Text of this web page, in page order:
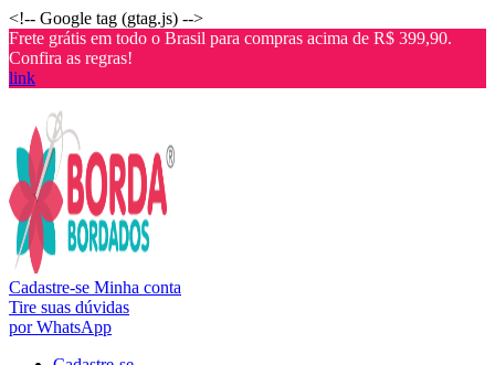
<!-- Google tag (gtag.js) -->
Frete grátis em todo o Brasil para compras acima de R$ 399,90.
Confira as regras!
link
Cadastre-se Minha conta
Tire suas dúvidas
por WhatsApp